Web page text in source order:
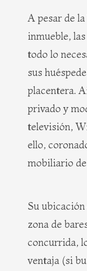
A pesar de la
inmueble,
todo lo
sus
placentera.
privado y
televisión,
ello,
mobiliario
Su
zona de
concurrida,
ventaja (si